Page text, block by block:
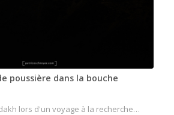
poussière dans la bouche
lors d'un voyage à la recherche…